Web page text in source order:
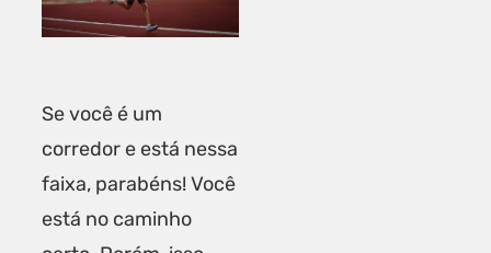
Se você é um
corredor e está nessa
faixa, parabéns! Você
está no caminho